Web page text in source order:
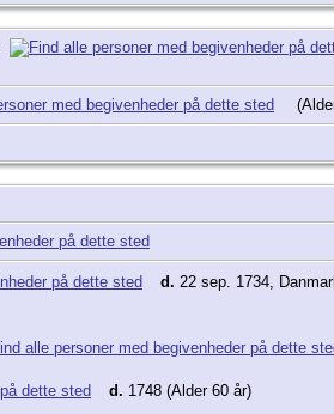
d. 22 sep. 1734,
d. 1748 (Alder 60 år)